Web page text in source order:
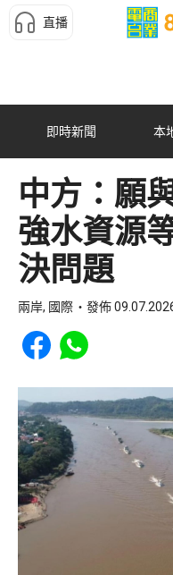
直播
即時新聞 本
中方：願
強水資源
決問題
兩岸, 國際 發佈
Share to Facebook
Share to WhatsApp